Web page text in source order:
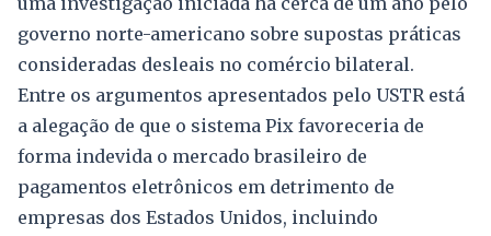
governo norte-americano sobre supostas práticas
consideradas desleais no comércio bilateral.
Entre os argumentos apresentados pelo USTR está
a alegação de que o sistema Pix favoreceria de
forma indevida o mercado brasileiro de
pagamentos eletrônicos em detrimento de
empresas dos Estados Unidos, incluindo